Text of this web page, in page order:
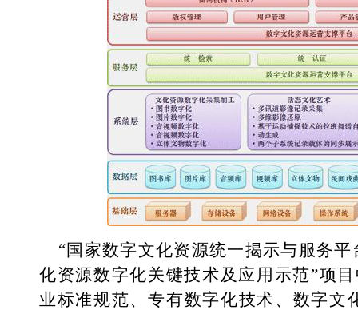
“国家数字文化资源统一揭示与服务
化资源数字化关键技术及应用示范”项
业标准规范、专有数字化技术、数字文